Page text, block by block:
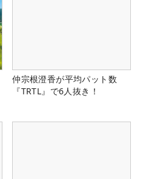
仲宗根澄香が平均パット数
『TRTL』で6人抜き！